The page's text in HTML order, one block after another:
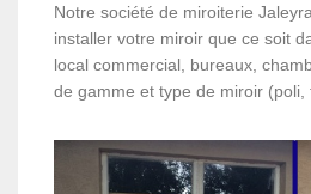
Notre société de miroiterie
installer votre miroir que ce soit
local commercial, bureaux,
de gamme et type de miroir (poli,